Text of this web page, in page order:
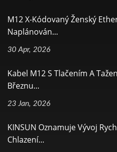
M12 X-Kódovaný Ženský
Naplánován...
30 Apr, 2026
Kabel M12 S Tlačením A
Březnu...
23 Jan, 2026
KINSUN Oznamuje Vývoj
Chlazení...